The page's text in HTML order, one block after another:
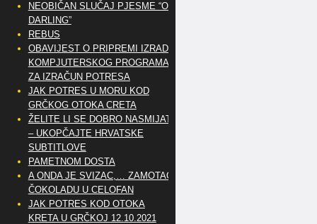
NEOBIČAN SLUČAJ PJESME “OH
DARLING”
REBUS
OBAVIJEST O PRIPREMI IZRADE
KOMPJUTERSKOG PROGRAMA
ZA IZRAČUN POTRESA
JAK POTRES U MORU KOD
GRČKOG OTOKA CRETA
ŽELITE LI SE DOBRO NASMIJATI
– UKOPČAJTE HRVATSKE
SUBTITLOVE
PAMETNOM DOSTA
A ONDA JE SVIZAC,… ZAMOTAO
ČOKOLADU U CELOFAN
JAK POTRES KOD OTOKA
KRETA U GRČKOJ 12.10.2021